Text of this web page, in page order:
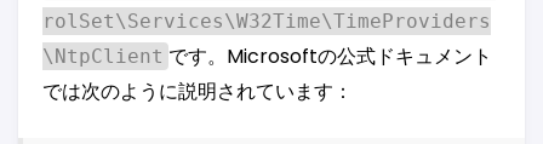
rolSet\Services\W32Time\TimeProviders
\NtpClient です。Microsoftの公式ドキュメント
では次のように説明されています：